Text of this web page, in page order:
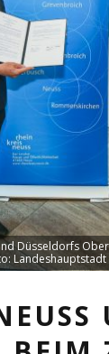
Düsseldorfs